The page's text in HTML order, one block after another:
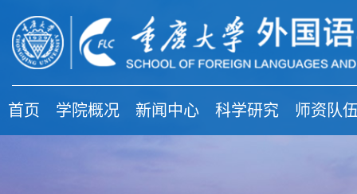
首页 学院概况 新闻中心 科学研究 师资队